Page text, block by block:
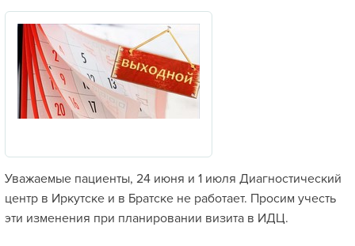
Уважаемые пациенты, 24 июня и 1 июля Диагностический
центр в Иркутске и в Братске не работает. Просим учесть
эти изменения при планировании визита в ИДЦ.